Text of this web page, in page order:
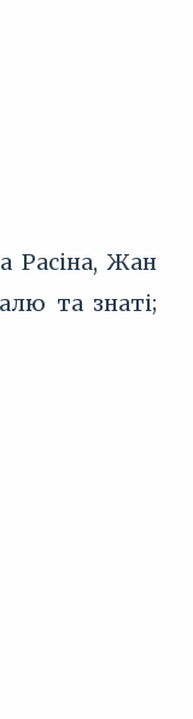
Расіна, Жан
та знаті;